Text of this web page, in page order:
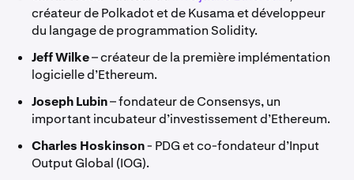
créateur de Polkadot et de Kusama et développeur
du langage de programmation Solidity.
Jeff Wilke– créateur de la première implémentation
logicielle d’Ethereum.
Joseph Lubin– fondateur de Consensys, un
important incubateur d’investissement d’Ethereum.
Charles Hoskinson- PDG et co-fondateur d’Input
Output Global (IOG).